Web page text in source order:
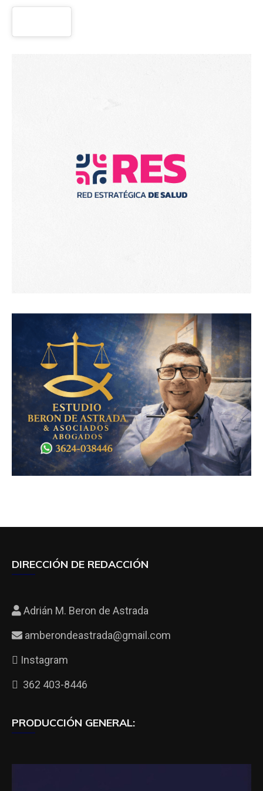
DIRECCIÓN DE REDACCIÓN
Adrián M. Beron de Astrada
amberondeastrada@gmail.com
Instagram
362 403-8446
PRODUCCIÓN GENERAL: